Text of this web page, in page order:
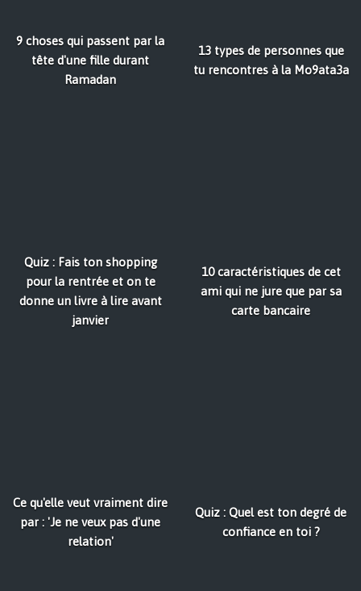
9 choses qui passent par la
tête d'une fille durant
Ramadan
13 types de personnes que
tu rencontres à la Mo9ata3a
Quiz : Fais ton shopping
pour la rentrée et on te
donne un livre à lire avant
janvier
10 caractéristiques de cet
ami qui ne jure que par sa
carte bancaire
Ce qu'elle veut vraiment dire
par : 'Je ne veux pas d'une
relation'
Quiz : Quel est ton degré de
confiance en toi ?